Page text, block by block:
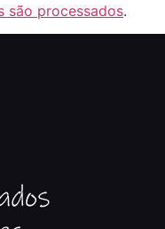
são processados.